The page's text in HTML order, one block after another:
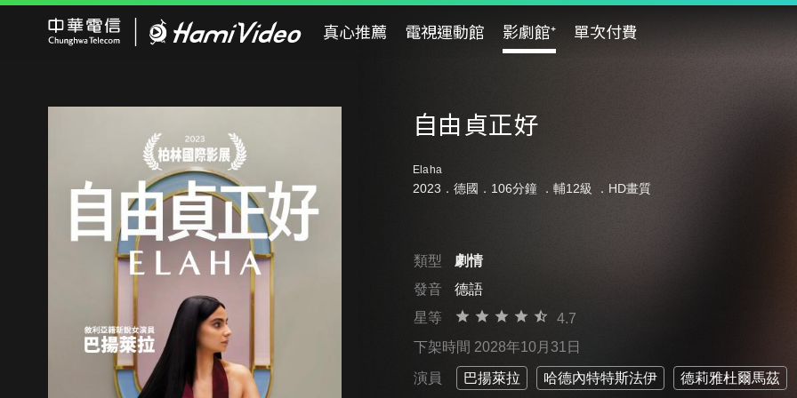
真心推薦 電視運動館 影劇館⁺ 單次付費
自由貞正好
Elaha
2023．德國．106分鐘 ． 輔12級 ．HD畫質
類型
劇情
發音
德語
星等
4.7
下架時間 2028年10月31日
演員 巴揚萊拉 哈德內特特斯法伊 德莉雅杜爾馬茲